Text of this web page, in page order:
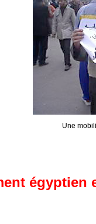
Une
égyptien